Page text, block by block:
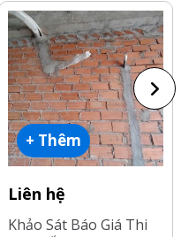
+ Thêm
Liên hệ
Khảo Sát Báo Giá Thi